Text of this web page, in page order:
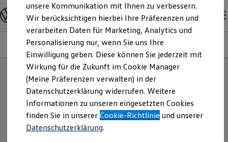
Nutzfahrzeuge
Modelle & Konfigurator
Nutzfahrzeugkategorien entdecken
Modelle konfigurieren
Konfiguration laden
Modelle vergleichen
Vorgängermodelle und Oldtimer
Vorgängermodelle
Oldtimer
Bulli Historie
Branchenlösungen & Gewerbekunden
Umbaulösungen und Hersteller finden
Auf- und Umbauten entdecken & konfigurieren
Groß- und Sonderkunden
Großkunden
Modelle Ausstattungsvariante Motoren
unsere Kommunikation mit Ihnen zu verbessern.
Wir berücksichtigen hierbei Ihre Präferenzen und
verarbeiten Daten für Marketing, Analytics und
Personalisierung nur, wenn Sie uns Ihre
Einwilligung geben. Diese können Sie jederzeit mit
Wirkung für die Zukunft im Cookie Manager
(Meine Präferenzen verwalten) in der
Datenschutzerklärung widerrufen. Weitere
Informationen zu unseren eingesetzten Cookies
finden Sie in unsererCookie-Richtlinie und unserer
Datenschutzerklärung.